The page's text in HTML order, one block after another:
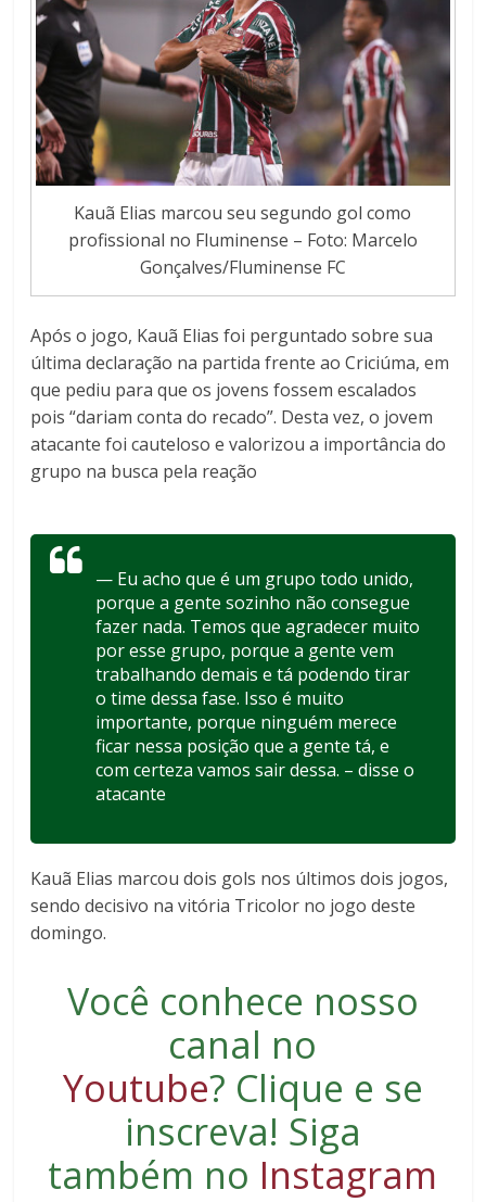
Kauã Elias marcou seu segundo gol como
profissional no Fluminense – Foto: Marcelo
Gonçalves/Fluminense FC
Após o jogo, Kauã Elias foi perguntado sobre sua
última declaração na partida frente ao Criciúma, em
que pediu para que os jovens fossem escalados
pois “dariam conta do recado”. Desta vez, o jovem
atacante foi cauteloso e valorizou a importância do
grupo na busca pela reação
— Eu acho que é um grupo todo unido,
porque a gente sozinho não consegue
fazer nada. Temos que agradecer muito
por esse grupo, porque a gente vem
trabalhando demais e tá podendo tirar
o time dessa fase. Isso é muito
importante, porque ninguém merece
ficar nessa posição que a gente tá, e
com certeza vamos sair dessa. – disse o
atacante
Kauã Elias marcou dois gols nos últimos dois jogos,
sendo decisivo na vitória Tricolor no jogo deste
domingo.
Você conhece nosso
canal no
Youtube? Clique e se
inscreva! Siga
também no Instagram